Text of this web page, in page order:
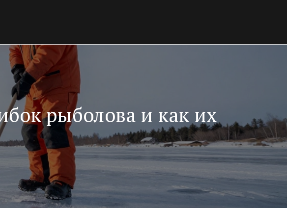
рыболова и как их